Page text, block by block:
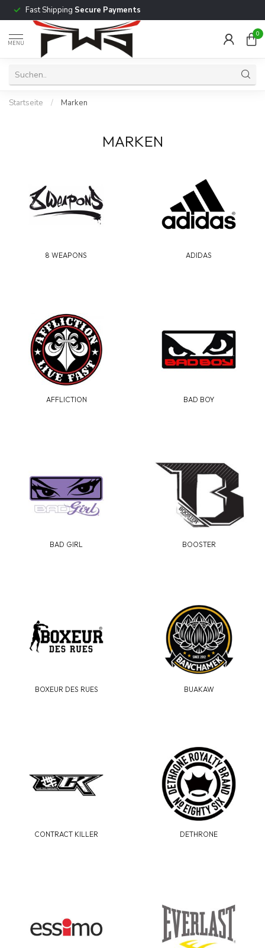
Fast Shipping Secure Payments
MENU
0
Startseite / Marken
MARKEN
8 WEAPONS ADIDAS
AFFLICTION BAD BOY
BAD GIRL BOOSTER
BOXEUR DES RUES BUAKAW
CONTRACT KILLER DETHRONE